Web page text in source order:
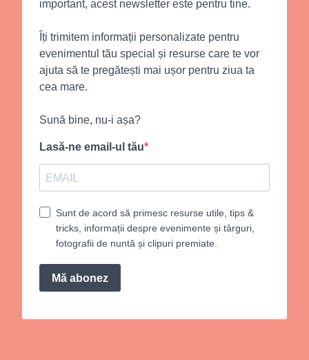
important, acest newsletter este pentru tine.
Îți trimitem informații personalizate pentru
evenimentul tău special și resurse care te vor
ajuta să te pregătești mai ușor pentru ziua ta
cea mare.
Sună bine, nu-i așa?
Lasă-ne email-ul tău
Sunt de acord să primesc resurse utile, tips &
tricks, informații despre evenimente și târguri,
fotografii de nuntă și clipuri premiate.
Mă abonez